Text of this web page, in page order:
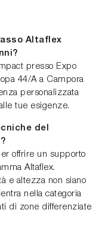
Altaflex
presso Expo
44/A a Campora
personalizzata
tue esigenze.
del
offrire un supporto
Altaflex.
e altezza non siano
nella categoria
di zone differenziate